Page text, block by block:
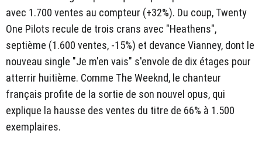
avec 1.700 ventes au compteur (+32%). Du coup, Twenty
One Pilots recule de trois crans avec "Heathens",
septième (1.600 ventes, -15%) et devance Vianney, dont le
nouveau single "Je m'en vais" s'envole de dix étages pour
atterrir huitième. Comme The Weeknd, le chanteur
français profite de la sortie de son nouvel opus, qui
explique la hausse des ventes du titre de 66% à 1.500
exemplaires.